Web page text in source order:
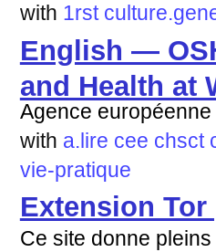
with 1rst
English —
and Health at
Agence
with a.lire cee chsct
vie-pratique
Extension
Ce site donne